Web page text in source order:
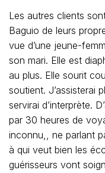
Les autres clients
Baguio de leurs
vue d’une jeune-
son mari. Elle est
au plus. Elle sourit
soutient. J’assisterai
servirai d’interprète.
par 30 heures de
inconnu,, ne parlant
à qui veut bien les
guérisseurs vont